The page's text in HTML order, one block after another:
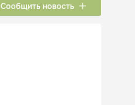
Сообщить новость